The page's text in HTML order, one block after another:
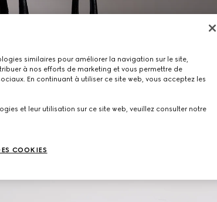
similaires pour améliorer la navigation sur le site,
à nos efforts de marketing et vous permettre de
En continuant à utiliser ce site web, vous acceptez les
et leur utilisation sur ce site web, veuillez consulter notre
COOKIES